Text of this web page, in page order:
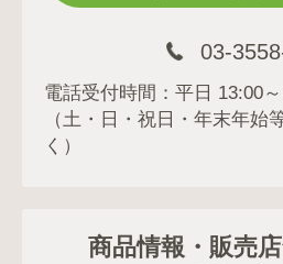
03-
電話受付時間：平日 13:00
（土・日・祝日・年末年始
く）
商品情報・販売